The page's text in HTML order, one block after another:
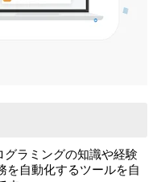
グラミングの知識や経験
を自動化するツールを自